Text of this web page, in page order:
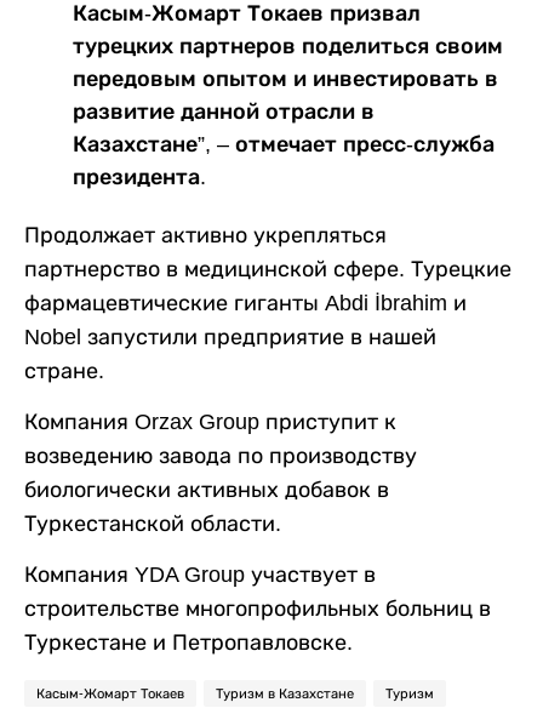
Касым-Жомарт Токаев призвал
турецких партнеров поделиться своим
передовым опытом и инвестировать в
развитие данной отрасли в
Казахстане”, – отмечает пресс-служба
президента.
Продолжает активно укрепляться
партнерство в медицинской сфере. Турецкие
фармацевтические гиганты Abdi İbrahim и
Nobel запустили предприятие в нашей
стране.
Компания Orzax Group приступит к
возведению завода по производству
биологически активных добавок в
Туркестанской области.
Компания YDA Group участвует в
строительстве многопрофильных больниц в
Туркестане и Петропавловске.
Касым-Жомарт Токаев Туризм в Казахстане Туризм